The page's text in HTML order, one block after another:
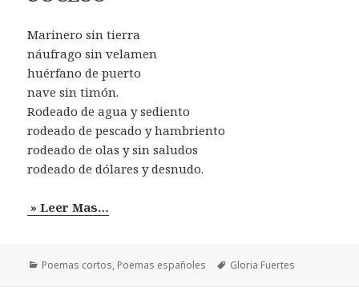
Marinero sin tierra
náufrago sin velamen
huérfano de puerto
nave sin timón.
Rodeado de agua y sediento
rodeado de pescado y hambriento
rodeado de olas y sin saludos
rodeado de dólares y desnudo.
» Leer Mas…
Categorías
Poemas cortos, Poemas españoles Etiquetas
Gloria Fuertes